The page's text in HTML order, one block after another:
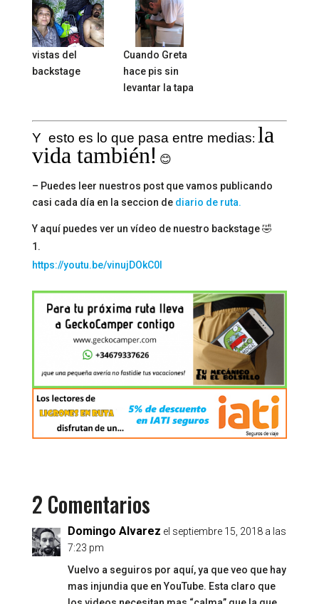
vistas del
backstage
Cuando Greta
hace pis sin
levantar la tapa
Y esto es lo que pasa entre medias: la
vida también! 😊
– Puedes leer nuestros post que vamos publicando
casi cada día en la seccion de diario de ruta.
Y aquí puedes ver un vídeo de nuestro backstage 🤣
https://youtu.be/vinujDOkC0I
2 Comentarios
Domingo Alvarez el septiembre 15, 2018 a las
7:23 pm
Vuelvo a seguiros por aquí, ya que veo que hay
mas injundia que en YouTube. Esta claro que